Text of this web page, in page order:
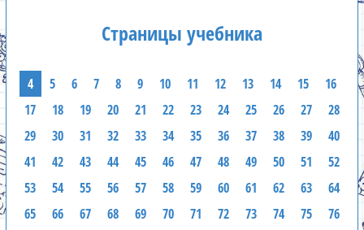
Страницы учебника
4 5 6 7 8 9 10 11 12 13 14 15
16
17
18 19 20 21 22 23 24 25 26 27
28
29
30 31 32 33 34 35 36 37 38 39
40
41
42 43 44 45 46 47 48 49 50 51
52
53
54 55 56 57 58 59 60 61 62 63
64
65
66 67 68 69 70 71 72 73 74 75
76